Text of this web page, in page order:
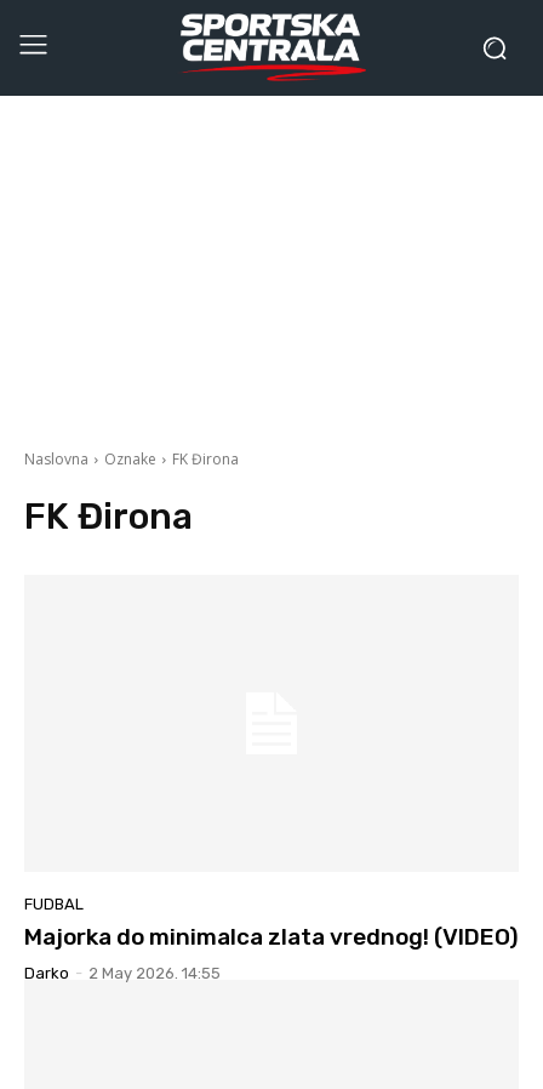
Naslovna Oznake FK Đirona
FK Đirona
FUDBAL
Majorka do minimalca zlata vrednog! (VIDEO)
Darko - 2 May 2026. 14:55